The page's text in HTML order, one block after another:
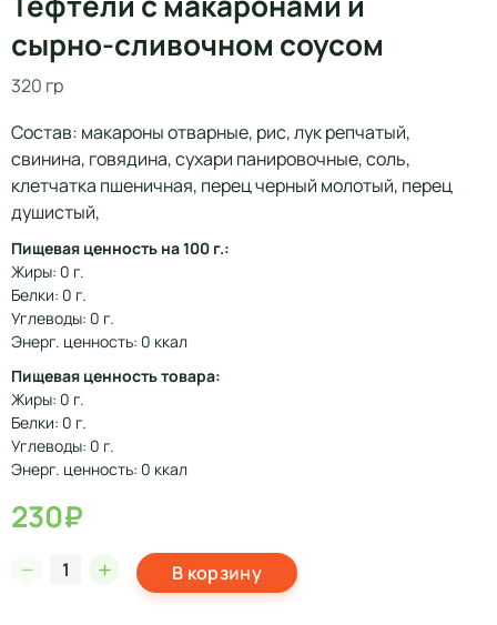
сырно-сливочном соусом
320 гр
Состав: макароны отварные, рис, лук репчатый,
свинина, говядина, сухари панировочные, соль,
клетчатка пшеничная, перец черный молотый, перец
душистый,
Пищевая ценность на 100 г.:
Жиры: 0 г.
Белки: 0 г.
Углеводы: 0 г.
Энерг. ценность: 0 ккал
Пищевая ценность товара:
Жиры: 0 г.
Белки: 0 г.
Углеводы: 0 г.
Энерг. ценность: 0 ккал
230₽
В корзину